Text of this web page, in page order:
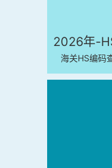
2026年-
海关HS编码